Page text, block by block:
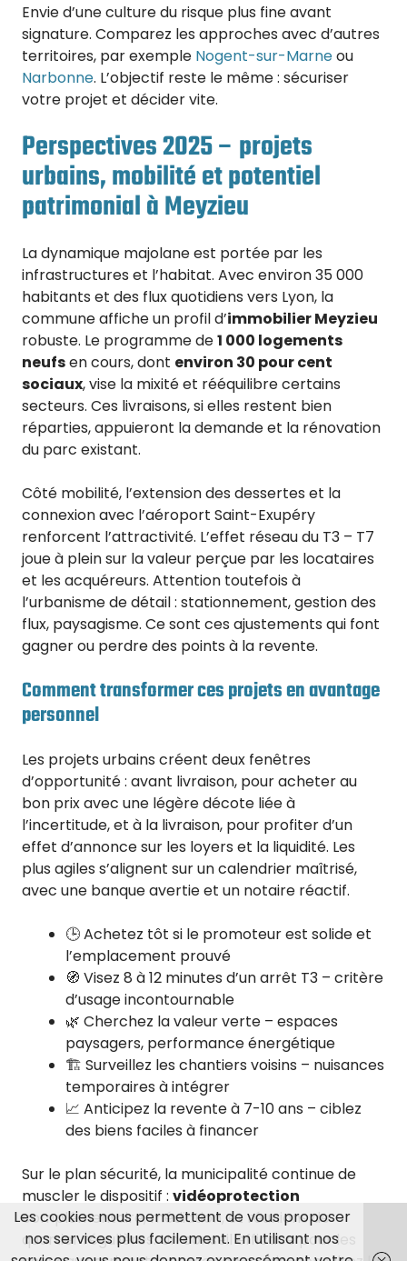
Envie d’une culture du risque plus fine avant
signature. Comparez les approches avec d’autres
territoires, par exemple Nogent-sur-Marneou
Narbonne. L’objectif reste le même : sécuriser
votre projet et décider vite.
Perspectives 2025 – projets
urbains, mobilité et potentiel
patrimonial à Meyzieu
La dynamique majolane est portée par les
infrastructures et l’habitat. Avec environ 35 000
habitants et des flux quotidiens vers Lyon, la
commune affiche un profil d’immobilier Meyzieu
robuste. Le programme de1 000 logements
neufsen cours, dont environ 30 pour cent
sociaux, vise la mixité et rééquilibre certains
secteurs. Ces livraisons, si elles restent bien
réparties, appuieront la demande et la rénovation
du parc existant.
Côté mobilité, l’extension des dessertes et la
connexion avec l’aéroport Saint-Exupéry
renforcent l’attractivité. L’effet réseau du T3 – T7
joue à plein sur la valeur perçue par les locataires
et les acquéreurs. Attention toutefois à
l’urbanisme de détail : stationnement, gestion des
flux, paysagisme. Ce sont ces ajustements qui font
gagner ou perdre des points à la revente.
Comment transformer ces projets en avantage
personnel
Les projets urbains créent deux fenêtres
d’opportunité : avant livraison, pour acheter au
bon prix avec une légère décote liée à
l’incertitude, et à la livraison, pour profiter d’un
effet d’annonce sur les loyers et la liquidité. Les
plus agiles s’alignent sur un calendrier maîtrisé,
avec une banque avertie et un notaire réactif.
🕒 Achetez tôt si le promoteur est solide et
l’emplacement prouvé
🧭 Visez 8 à 12 minutes d’un arrêt T3 – critère
d’usage incontournable
🌿 Cherchez la valeur verte – espaces
paysagers, performance énergétique
🏗️ Surveillez les chantiers voisins – nuisances
temporaires à intégrer
📈 Anticipez la revente à 7-10 ans – ciblez
des biens faciles à financer
Sur le plan sécurité, la municipalité continue de
muscler le dispositif : vidéoprotection
complémentaire, médiation, et réunions de
quartier régulières. Un conseil efficace pour les
Les cookies nous permettent de vous proposer
nos services plus facilement. En utilisant nos